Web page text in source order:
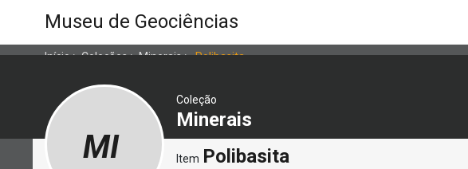
Museu de Geociências
Início>Coleções>Minerais>Polibasita
Coleção
Minerais
MI Item Polibasita